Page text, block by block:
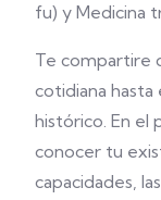
fu) y Medicina
Te compartire
cotidiana
histórico. En el
conocer tu
capacidades,